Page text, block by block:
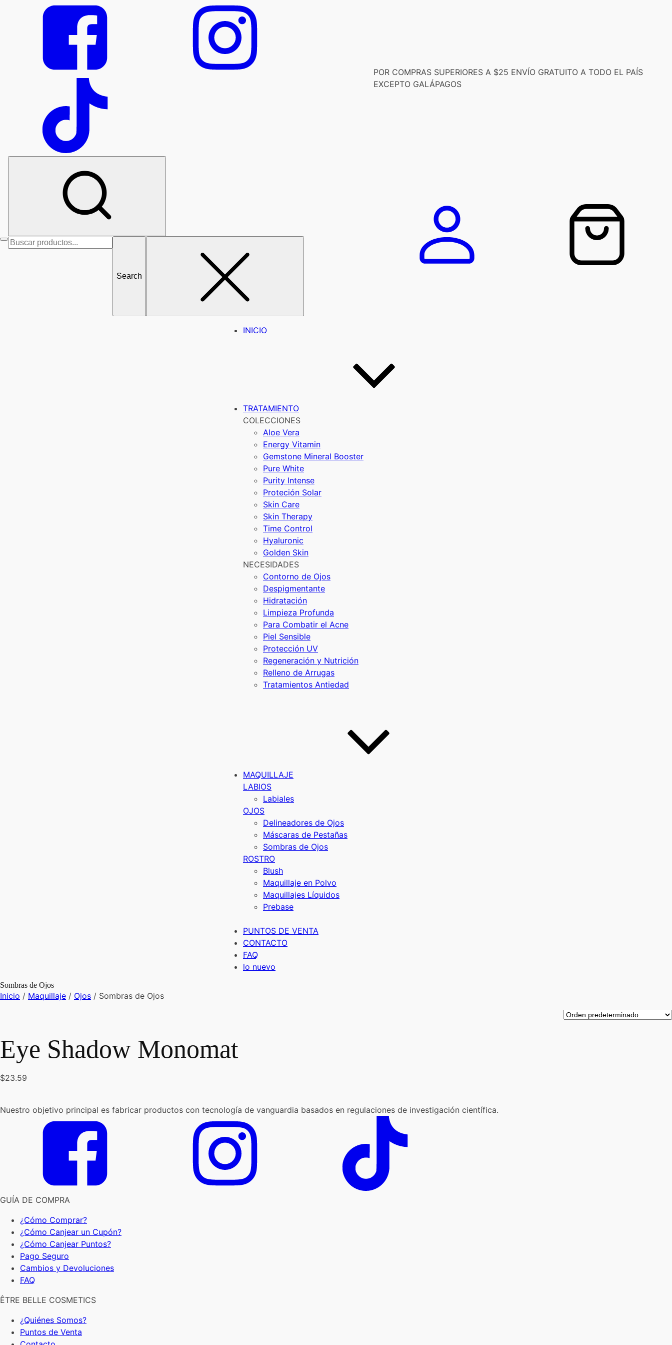
POR COMPRAS SUPERIORES A $25 ENVÍO GRATUITO A TODO EL PAÍS
EXCEPTO GALÁPAGOS
Search
INICIO
TRATAMIENTO
COLECCIONES
Aloe Vera
Energy Vitamin
Gemstone Mineral Booster
Pure White
Purity Intense
Proteción Solar
Skin Care
Skin Therapy
Time Control
Hyaluronic
Golden Skin
NECESIDADES
Contorno de Ojos
Despigmentante
Hidratación
Limpieza Profunda
Para Combatir el Acne
Piel Sensible
Protección UV
Regeneración y Nutrición
Relleno de Arrugas
Tratamientos Antiedad
MAQUILLAJE
LABIOS
Labiales
OJOS
Delineadores de Ojos
Máscaras de Pestañas
Sombras de Ojos
ROSTRO
Blush
Maquillaje en Polvo
Maquillajes Líquidos
Prebase
PUNTOS DE VENTA
CONTACTO
FAQ
lo nuevo
Sombras de Ojos
Inicio / Maquillaje / Ojos / Sombras de Ojos
Eye Shadow Monomat
$23.59
Nuestro objetivo principal es fabricar productos con tecnología de vanguardia basados en regulaciones de investigación científica.
GUÍA DE COMPRA
¿Cómo Comprar?
¿Cómo Canjear un Cupón?
¿Cómo Canjear Puntos?
Pago Seguro
Cambios y Devoluciones
FAQ
ÊTRE BELLE COSMETICS
¿Quiénes Somos?
Puntos de Venta